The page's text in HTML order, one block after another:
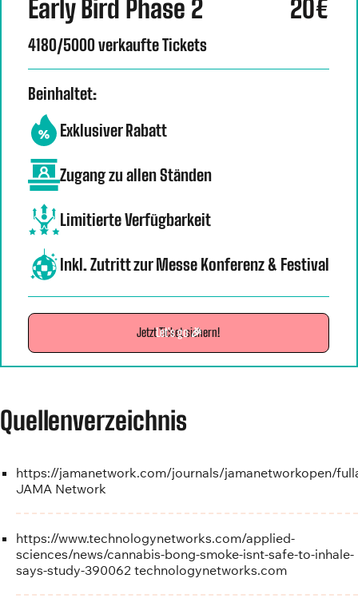
Early Bird Phase 2
4180/5000 verkaufte Tickets
20€
Beinhaltet:
Exklusiver Rabatt
Zugang zu allen Ständen
Limitierte Verfügbarkeit
Inkl. Zutritt zur Messe Konferenz & Festival
Let's go 🎉
Jetzt Ticket sichern!
Quellenverzeichnis
https://jamanetwork.com/journals/jamanetworkopen/
JAMA Network
https://www.technologynetworks.com/applied-
sciences/news/cannabis-bong-smoke-isnt-safe-to-inhale-
says-study-390062 technologynetworks.com